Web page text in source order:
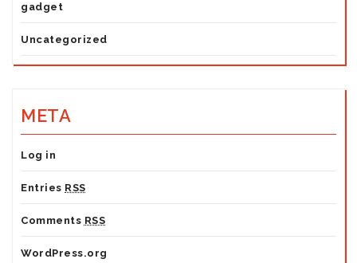
gadget
Uncategorized
META
Log in
Entries RSS
Comments RSS
WordPress.org